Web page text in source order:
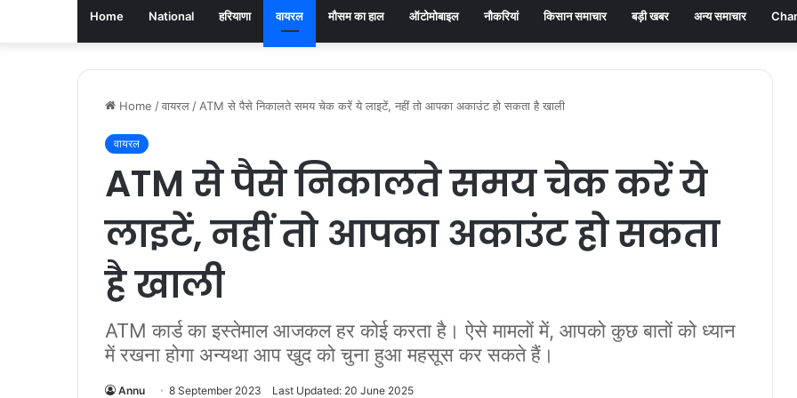
Home National हरियाणा वायरल मौसम का हाल ऑटोमोबाइल नौकरियां किसान समाचार बड़ी खबर अन्य समाचार
Home /वायरल / ATM से पैसे निकालते समय चेक करें ये लाइटें, नहीं तो आपका अकाउंट हो सकता है खाली
वायरल
ATM से पैसे निकालते समय चेक करें ये
लाइटें, नहीं तो आपका अकाउंट हो सकता
है खाली
ATM कार्ड का इस्तेमाल आजकल हर कोई करता है। ऐसे मामलों में, आपको कुछ बातों को ध्यान
में रखना होगा अन्यथा आप खुद को चुना हुआ महसूस कर सकते हैं।
Annu 8 September 2023 Last Updated: 20 June 2025